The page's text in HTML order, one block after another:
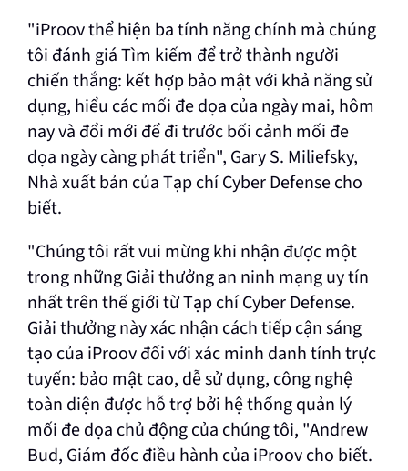
"iProov thể hiện ba tính năng chính mà chúng
tôi đánh giá Tìm kiếm để trở thành người
chiến thắng: kết hợp bảo mật với khả năng sử
dụng, hiểu các mối đe dọa của ngày mai, hôm
nay và đổi mới để đi trước bối cảnh mối đe
dọa ngày càng phát triển", Gary S. Miliefsky,
Nhà xuất bản của Tạp chí Cyber Defense cho
biết.
"Chúng tôi rất vui mừng khi nhận được một
trong những Giải thưởng an ninh mạng uy tín
nhất trên thế giới từ Tạp chí Cyber Defense.
Giải thưởng này xác nhận cách tiếp cận sáng
tạo của iProov đối với xác minh danh tính trực
tuyến: bảo mật cao, dễ sử dụng, công nghệ
toàn diện được hỗ trợ bởi hệ thống quản lý
mối đe dọa chủ động của chúng tôi, "Andrew
Bud, Giám đốc điều hành của iProov cho biết.